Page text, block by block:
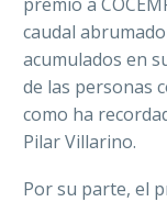
caudal
acumulados en
de las personas
como ha
Pilar Villarino.
Por su parte, el